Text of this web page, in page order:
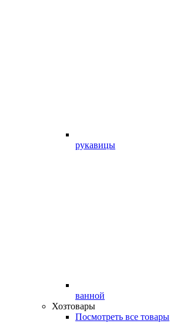
рукавицы
ванной
Хозтовары
Посмотреть все товары